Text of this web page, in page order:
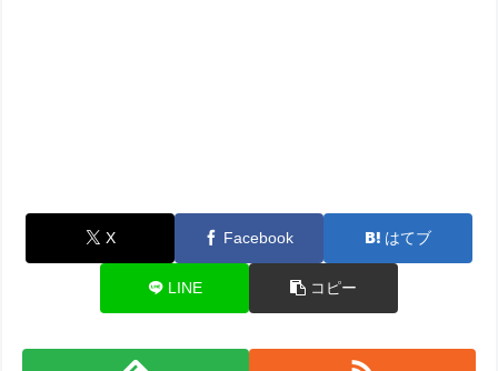
X Facebook はてブ
LINE コピー